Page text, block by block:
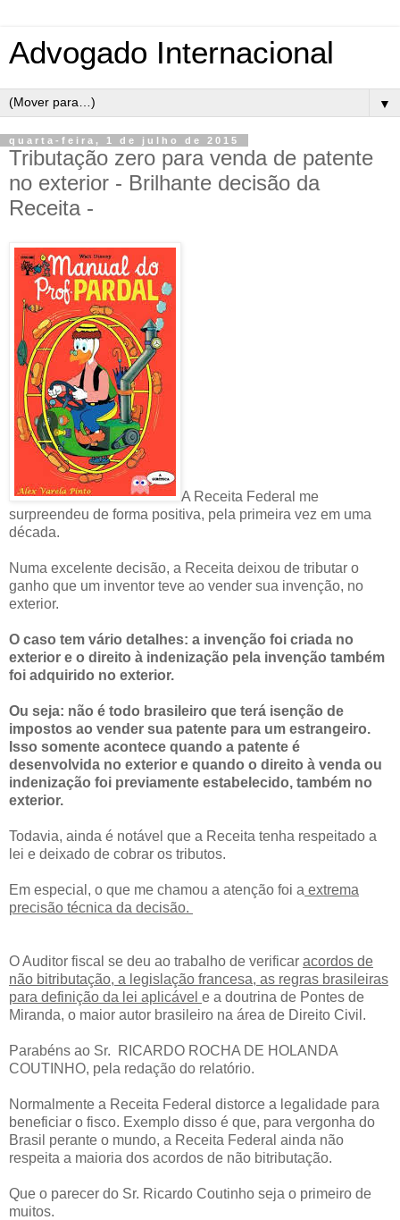
Advogado Internacional
▼
quarta-feira, 1 de julho de 2015
Tributação zero para venda de patente
no exterior - Brilhante decisão da
Receita -
A Receita Federal me
surpreendeu de forma positiva, pela primeira vez em uma
década.
Numa excelente decisão, a Receita deixou de tributar o
ganho que um inventor teve ao vender sua invenção, no
exterior.
O caso tem vário detalhes: a invenção foi criada no
exterior e o direito à indenização pela invenção também
foi adquirido no exterior.
Ou seja: não é todo brasileiro que terá isenção de
impostos ao vender sua patente para um estrangeiro.
Isso somente acontece quando a patente é
desenvolvida no exterior e quando o direito à venda ou
indenização foi previamente estabelecido, também no
exterior.
Todavia, ainda é notável que a Receita tenha respeitado a
lei e deixado de cobrar os tributos.
Em especial, o que me chamou a atenção foi a extrema
precisão técnica da decisão.
O Auditor fiscal se deu ao trabalho de verificar acordos de
não bitributação, a legislação francesa, as regras brasileiras
para definição da lei aplicável e a doutrina de Pontes de
Miranda, o maior autor brasileiro na área de Direito Civil.
Parabéns ao Sr. RICARDO ROCHA DE HOLANDA
COUTINHO, pela redação do relatório.
Normalmente a Receita Federal distorce a legalidade para
beneficiar o fisco. Exemplo disso é que, para vergonha do
Brasil perante o mundo, a Receita Federal ainda não
respeita a maioria dos acordos de não bitributação.
Que o parecer do Sr. Ricardo Coutinho seja o primeiro de
muitos.